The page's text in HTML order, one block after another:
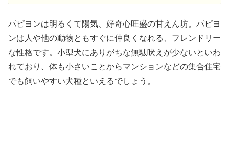
パピヨンは明るくて陽気、好奇心旺盛の甘えん坊。パピヨ
ンは人や他の動物ともすぐに仲良くなれる、フレンドリー
な性格です。小型犬にありがちな無駄吠えが少ないといわ
れており、体も小さいことからマンションなどの集合住宅
でも飼いやすい犬種といえるでしょう。